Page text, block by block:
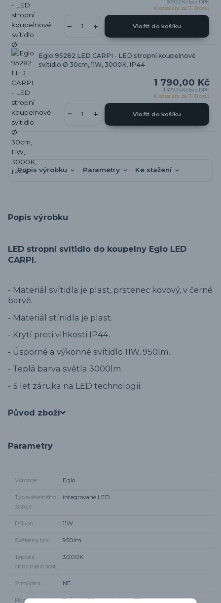
1 809,92 Kč bez DPH
K odeslání za 7-10 dnů
Vložit do košíku
Eglo 95282 LED CARPI - LED stropní koupelnové
svítidlo Ø 30cm, 11W, 3000K, IP44
1 790,00 Kč
1 479,34 Kč bez DPH
K odeslání za 7-10 dnů
Vložit do košíku
Popis výrobku Parametry Ke stažení
Popis výrobku
LED stropní svítidlo do koupelny Eglo LED
CARPI.
- Materiál svítidla je plast, prstenec kovový, v černé
barvě.
- Materiál stínidla je plast.
- Krytí proti vlhkosti IP44.
- Úsporné a výkonné svítidlo 11W, 950lm.
- Teplá barva světla 3000lm.
- 5 let záruka na LED technologii.
Původ zboží
Parametry
Výrobce Eglo
Typ světelného
zdroje
integrované LED
Příkon 11W
Světelný tok 950lm
Teplota
chromatičnosti
3000K
Stmívání NE
Rozměr svítidla Průměr 30cm, od stropu 7,5cm